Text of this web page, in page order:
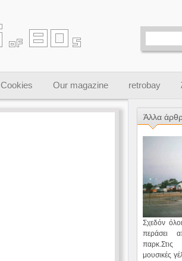
Cookies Our magazine retrobay
Άλλα
Σχεδόν
περάσει
μουσικές